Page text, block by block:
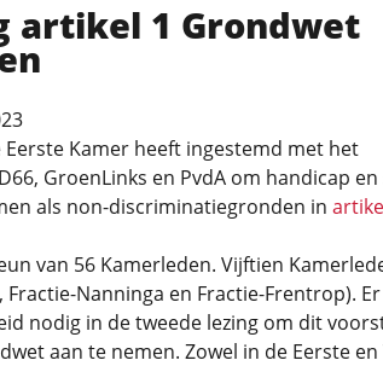
artikel 1 Grondwet
Eerste Kamer heeft ingestemd met het
GroenLinks en PvdA om handicap en
als non-discriminatiegronden in
van 56 Kamerleden. Vijftien
Fractie-Nanninga en Fractie-Frentrop).
nodig in de tweede lezing om dit
aan te nemen. Zowel in de Eerste en